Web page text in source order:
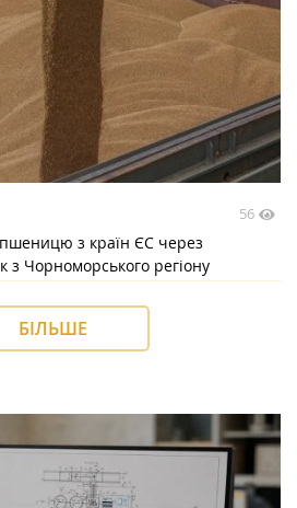
56
з країн ЄС через
з Чорноморського регіону
БІЛЬШЕ